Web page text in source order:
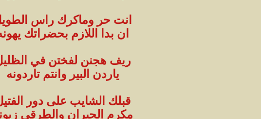
انت حر وماكرك راس
ان بدا اللازم بحضراتك
ريف هجنن لفختن في
ياردن البير وانتم تاردونه
قبلك الشايب على دور
مكرم الجيران والطرقي